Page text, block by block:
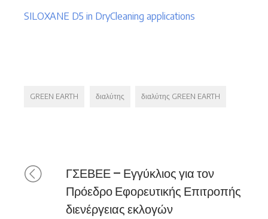
SILOXANE D5 in DryCleaning applications
GREEN EARTH διαλύτης διαλύτης GREEN EARTH
ΓΣΕΒΕΕ – Εγγύκλιος για τον
Πρόεδρο Εφορευτικής Επιτροπής
διενέργειας εκλογών